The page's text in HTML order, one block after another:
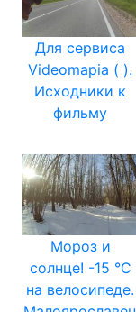
Для сервиса
Videomapia ( ).
Исходники к
фильму
Мороз и
солнце! -15 °C
на велосипеде.